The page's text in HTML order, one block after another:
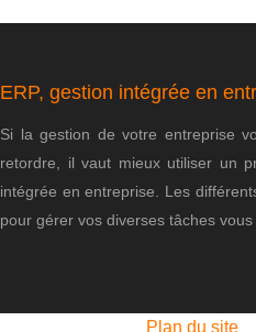
ERP, gestion intégrée en
Si la gestion de votre entreprise
retordre, il vaut mieux utiliser un
intégrée en entreprise. Les
pour gérer vos diverses tâches
Plan du site